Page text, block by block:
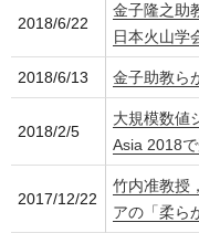
2018/6/22
金子隆之助
日本火山学
2018/6/13 金子助教ら
2018/2/5
大規模数値
Asia 2018
2017/12/22
竹内准教授
アの「柔ら